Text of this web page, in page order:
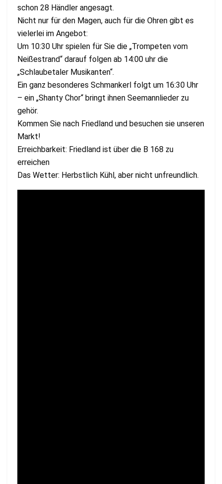
schon 28 Händler angesagt.
Nicht nur für den Magen, auch für die Ohren gibt es
vielerlei im Angebot:
Um 10:30 Uhr spielen für Sie die „Trompeten vom
Neißestrand“ darauf folgen ab 14:00 uhr die
„Schlaubetaler Musikanten“.
Ein ganz besonderes Schmankerl folgt um 16:30 Uhr
– ein „Shanty Chor“ bringt ihnen Seemannlieder zu
gehör.
Kommen Sie nach Friedland und besuchen sie unseren
Markt!
Erreichbarkeit: Friedland ist über die B 168 zu
erreichen
Das Wetter: Herbstlich Kühl, aber nicht unfreundlich.